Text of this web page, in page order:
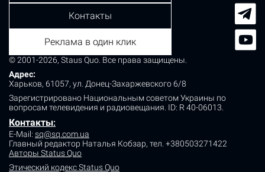
© 2001-2026, Staus Quo. Все права защищены.
Адрес:
Харьков, 61057, ул. Донец-Захаржевского 6/8
Зарегистрировано Национальным советом Украины по
вопросам телевидения и радиовещания. ID: R 40-06013.
Контакты:
E-Mail: sq@sq.com.ua
Главный редактор Наталья Кобзар, тел. +380503271422
Авторы Status Quo
Этический кодекс Status Quo
Контакты
Реклама в один клик